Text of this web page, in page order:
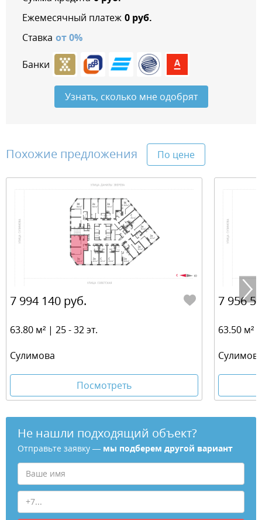
Ежемесячный платеж 0руб.
Ставка от0%
Банки
Узнать, сколько мне одобрят
Похожие предложения По цене
7 994 140 руб.
63.80 м² | 25 - 32 эт.
​Сулимова
Посмотреть
7 956
63.50 м²
Не нашли подходящий объект?
Отправьте заявку — мы подберем другой вариант